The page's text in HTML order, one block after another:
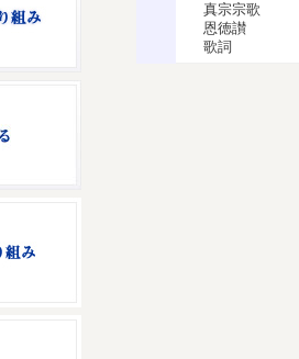
真宗宗歌
恩徳讃 親
歌詞